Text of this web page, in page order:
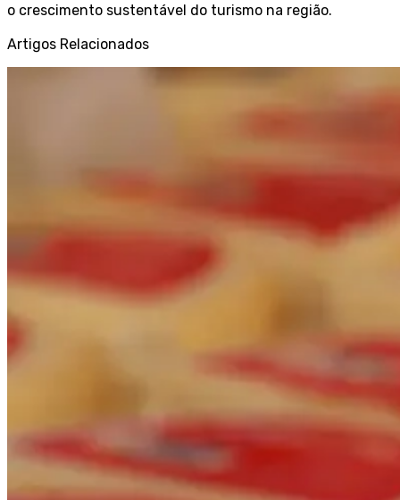
o crescimento sustentável do turismo na região.
Artigos Relacionados